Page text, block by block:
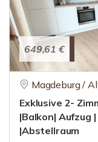
649,61 €
Magdeburg /
Exklusive 2-
|Balkon| Aufzug
|Abstellraum